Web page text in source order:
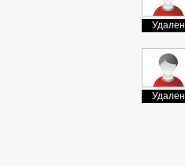
Удален
Удален